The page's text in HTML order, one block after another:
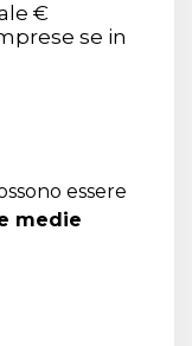
€
se in
essere
medie